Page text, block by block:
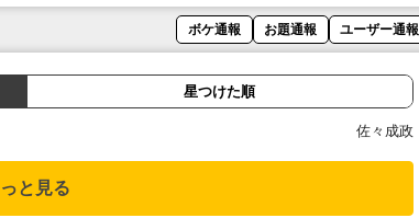
ボケ通報 お題通報 ユーザー通報
星つけた順
佐々成政
と見る